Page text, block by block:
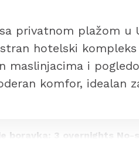
privatnom plažom u
hotelski
maslinjacima i
komfor, idealan
boravka: 3 overnights